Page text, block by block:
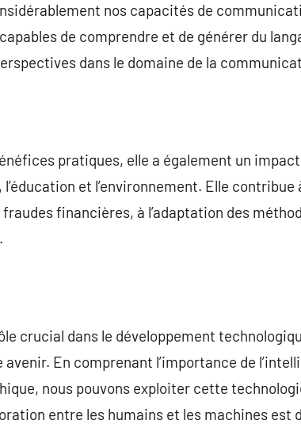
nos capacités de
de comprendre et de générer du
dans le domaine de la
pratiques, elle a également un
et l’environnement. Elle
financières, à l’adaptation des
crucial dans le développement
En comprenant l’importance de
nous pouvons exploiter cette
entre les humains et les machines est